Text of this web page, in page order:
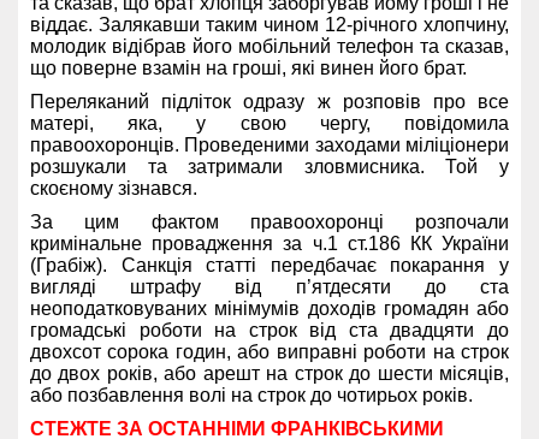
віддає. Залякавши таким чином 12-річного хлопчину,
молодик відібрав його мобільний телефон та сказав,
що поверне взамін на гроші, які винен його брат.
Переляканий підліток одразу ж розповів про все
матері, яка, у свою чергу, повідомила
правоохоронців. Проведеними заходами міліціонери
розшукали та затримали зловмисника. Той у
скоєному зізнався.
За цим фактом правоохоронці розпочали
кримінальне провадження за ч.1 ст.186 КК України
(Грабіж). Санкція статті передбачає покарання у
вигляді штрафу від п’ятдесяти до ста
неоподатковуваних мінімумів доходів громадян або
громадські роботи на строк від ста двадцяти до
двохсот сорока годин, або виправні роботи на строк
до двох років, або арешт на строк до шести місяців,
або позбавлення волі на строк до чотирьох років.
СТЕЖТЕ ЗА ОСТАННІМИ ФРАНКІВСЬКИМИ